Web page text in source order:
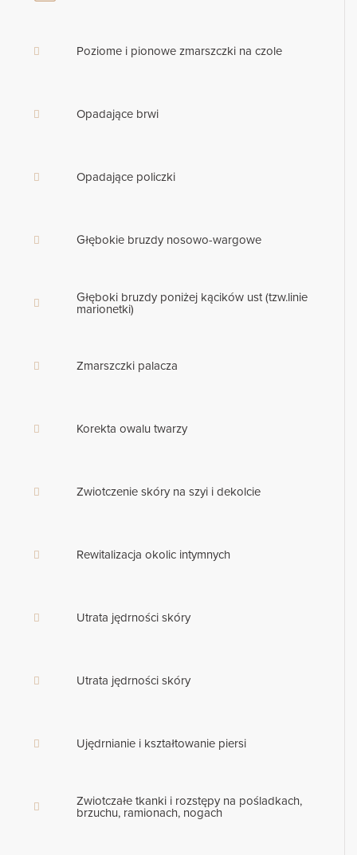
Poziome i pionowe zmarszczki na czole
Opadające brwi
Opadające policzki
Głębokie bruzdy nosowo-wargowe
Głęboki bruzdy poniżej kącików ust (tzw.linie
marionetki)
Zmarszczki palacza
Korekta owalu twarzy
Zwiotczenie skóry na szyi i dekolcie
Rewitalizacja okolic intymnych
Utrata jędrności skóry
Utrata jędrności skóry
Ujędrnianie i kształtowanie piersi
Zwiotczałe tkanki i rozstępy na pośladkach,
brzuchu, ramionach, nogach